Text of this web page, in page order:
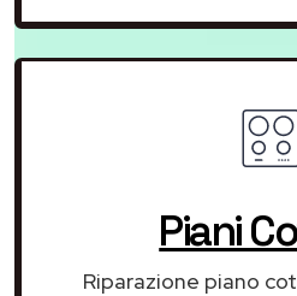
Piani
Riparazione piano